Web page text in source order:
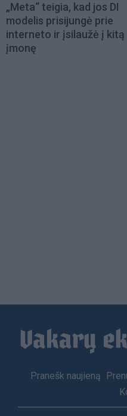
„Meta“ teigia, kad jos DI
modelis prisijungė prie
interneto ir įsilaužė į kitą
įmonę
Footer
Pranešk naujieną